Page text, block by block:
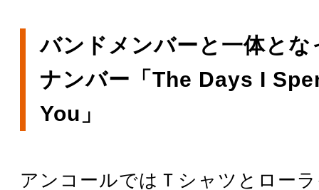
バンドメンバーと一体とな
ナンバー「The Days I
You」
アンコールではＴシャツとロー